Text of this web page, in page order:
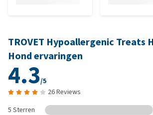
TROVET Hypoallergenic Treats
Hond ervaringen
4.3/5
26 Reviews
5 Sterren